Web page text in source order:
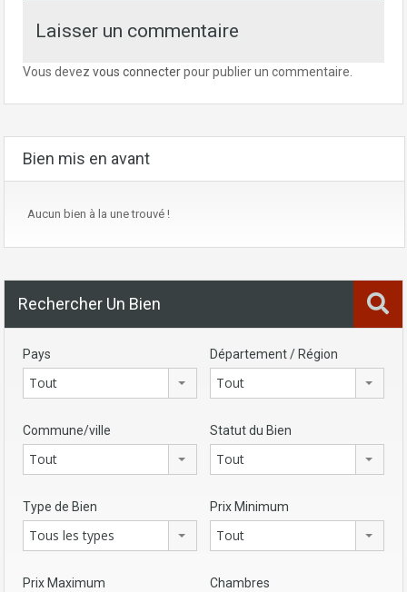
Laisser un commentaire
Vous devez vous connecterpour publier un commentaire.
Bien mis en avant
Aucun bien à la une trouvé !
Rechercher Un Bien
Pays
Tout
Département / Région
Tout
Commune/ville
Tout
Statut du Bien
Tout
Type de Bien
Tous les types
Prix Minimum
Tout
Prix Maximum Chambres